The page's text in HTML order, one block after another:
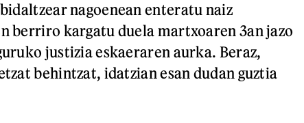
nagoenean enteratu naiz
berriro kargatu duela martxoaren 3an jazo
justizia eskaeraren aurka. Beraz,
behintzat, idatzian esan dudan guztia